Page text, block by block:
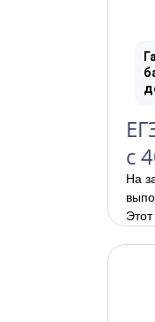
с
На